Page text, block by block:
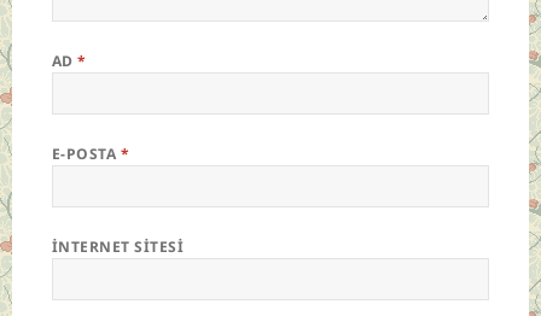
AD*
E-POSTA *
İNTERNET SITESI